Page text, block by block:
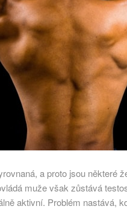
a proto jsou některé
muže však zůstává
aktivní. Problém nastává,